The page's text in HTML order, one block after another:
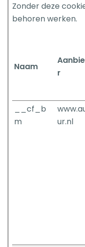
Zonder deze
behoren werken.
Naam
r
__cf_b
m
ur.nl